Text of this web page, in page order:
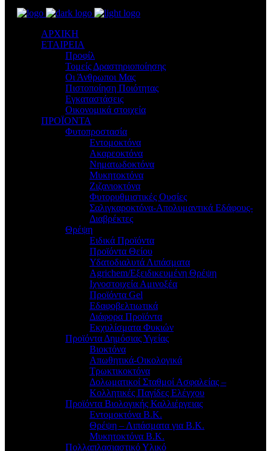
ΑΡΧΙΚΗ
ΕΤΑΙΡΕΙΑ
Προφίλ
Τομείς Δραστηριοποίησης
Οι Άνθρωποι Μας
Πιστοποίηση Ποιότητας
Εγκαταστάσεις
Οικονομικά στοιχεία
ΠΡΟΪΟΝΤΑ
Φυτοπροστασία
Εντομοκτόνα
Ακαρεοκτόνα
Νηματωδοκτόνα
Μυκητοκτόνα
Ζιζανιοκτόνα
Φυτορυθμιστικές Ουσίες
Σαλιγκαροκτόνα-Απολυμαντικά Εδάφους-
Διαβρέκτες
Θρέψη
Ειδικά Προϊόντα
Προϊόντα Θείου
Υδατοδιαλυτά Λιπάσματα
Agrichem/Εξειδικευμένη Θρέψη
Ιχνοστοιχεία Αμινοξέα
Προϊόντα Gel
Εδαφοβελτιωτικά
Διάφορα Προϊόντα
Εκχυλίσματα Φυκιών
Προϊόντα Δημόσιας Υγείας
Βιοκτόνα
Απωθητικά-Οικολογικά
Τρωκτικοκτόνα
Δολωματικοί Σταθμοί Ασφαλείας –
Κολλητικές Παγίδες Ελέγχου
Προϊόντα Βιολογικής Καλλιέργειας
Εντομοκτόνα Β.Κ.
Θρέψη – Λιπάσματα για Β.Κ.
Μυκητοκτόνα Β.Κ.
Πολλαπλασιαστικό Υλικό